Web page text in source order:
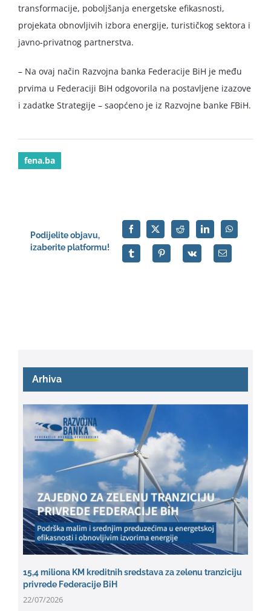
transformacije, poboljšanja energetske efikasnosti,
projekata obnovljivih izbora energije, turističkog sektora i
javno-privatnog partnerstva.
– Na ovaj način Razvojna banka Federacije BiH je među
prvima u Federaciji BiH odgovorila na postavljene izazove
i zadatke Strategije – saopćeno je iz Razvojne banke FBiH.
fena.ba
Podijelite objavu,
izaberite platformu!
Arhiva
15,4 miliona KM kreditnih sredstava za zelenu tranziciju
privrede Federacije BiH
22/07/2026